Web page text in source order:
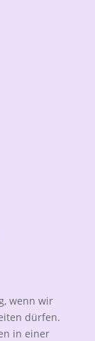
wenn wir
dürfen.
in einer